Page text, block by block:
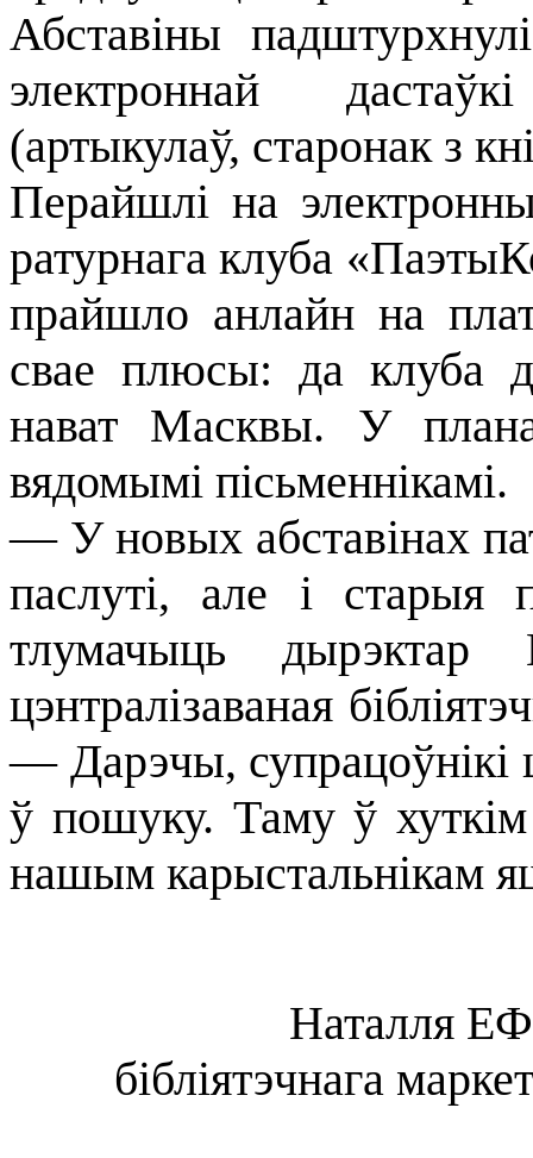
Абставіны
электроннай
(артыкулаў, старонак з
Перайшлі на
ратурнага клуба
прайшло анлайн на
свае плюсы: да клуба
нават Масквы. У
вядомымі пісьменнікамі.
— У новых абставінах
паслуті, але і
тлумачыць
цэнтралізаваная
— Дарэчы, супрацоўнікі
ў пошуку. Таму ў
нашым карыстальнікам
Наталля
бібліятэчнага